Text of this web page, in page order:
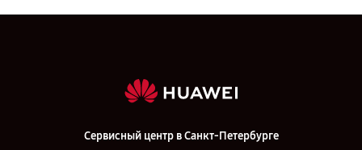
Сервисный центр в Санкт-Петербурге